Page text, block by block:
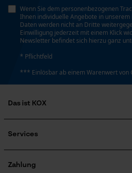
Wenn Sie dem personenbezogenen
Ihnen individuelle Angebote in
Daten werden nicht an Dritte
Einwilligung jederzeit mit einem Klick
Newsletter befindet sich hierzu ganz
* Pflichtfeld
*** Einlösbar ab einem Warenwert von
Das ist KOX
Soziales Engagement
Newsletter-Anmeldung
Services
Zertifizierte Qualität von KOX
Zahlung